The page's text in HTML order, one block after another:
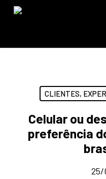
Skip
CLIENTES,
Celular ou
preferência
25/